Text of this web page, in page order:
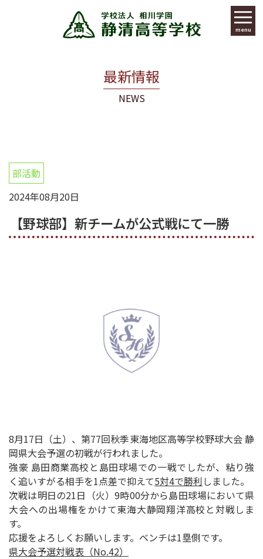
menu
最新情報
NEWS
部活動
2024年08月20日
【野球部】新チームが公式戦にて一勝
8月17日（土）、第77回秋季東海地区高等学校野球大会 静
岡県大会予選の初戦が行われました。
強豪 島田商業高校と島田球場での一戦でしたが、粘り強
く追いすがる相手を1点差で抑えて5対4で勝利しました。
次戦は明日の21日（火）9時00分から島田球場において県
大会への出場権をかけて東海大静岡翔洋高校と対戦しま
す。
応援をよろしくお願いします。ベンチは1塁側です。
県大会予選対戦表（No.42）